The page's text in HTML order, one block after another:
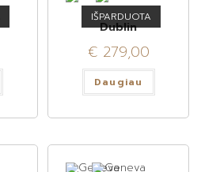
IŠPARDUOTA
Dublin
€279,00
Daugiau